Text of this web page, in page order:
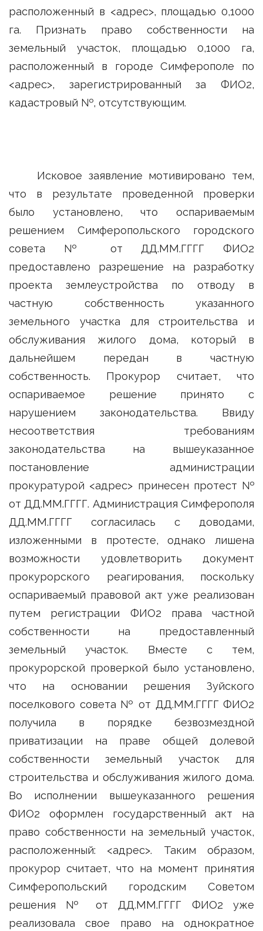
расположенный в <адрес>, площадью 0,1000
га. Признать право собственности на
земельный участок, площадью 0,1000 га,
расположенный в городе Симферополе по
<адрес>, зарегистрированный за ФИО2,
кадастровый №, отсутствующим.
Исковое заявление мотивировано тем,
что в результате проведенной проверки
было установлено, что оспариваемым
решением Симферопольского городского
совета № от ДД.ММ.ГГГГ ФИО2
предоставлено разрешение на разработку
проекта землеустройства по отводу в
частную собственность указанного
земельного участка для строительства и
обслуживания жилого дома, который в
дальнейшем передан в частную
собственность. Прокурор считает, что
оспариваемое решение принято с
нарушением законодательства. Ввиду
несоответствия требованиям
законодательства на вышеуказанное
постановление администрации
прокуратурой <адрес> принесен протест №
от ДД.ММ.ГГГГ. Администрация Симферополя
ДД.ММ.ГГГГ согласилась с доводами,
изложенными в протесте, однако лишена
возможности удовлетворить документ
прокурорского реагирования, поскольку
оспариваемый правовой акт уже реализован
путем регистрации ФИО2 права частной
собственности на предоставленный
земельный участок. Вместе с тем,
прокурорской проверкой было установлено,
что на основании решения Зуйского
поселкового совета № от ДД.ММ.ГГГГ ФИО2
получила в порядке безвозмездной
приватизации на праве общей долевой
собственности земельный участок для
строительства и обслуживания жилого дома.
Во исполнении вышеуказанного решения
ФИО2 оформлен государственный акт на
право собственности на земельный участок,
расположенный: <адрес>. Таким образом,
прокурор считает, что на момент принятия
Симферопольский городским Советом
решения № от ДД.ММ.ГГГГ ФИО2 уже
реализовала свое право на однократное